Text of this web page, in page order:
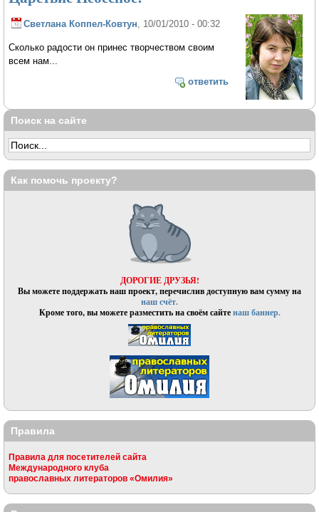
Светлана Коппел-Ковтун, 10/01/2010 - 00:32
Сколько радости он принес творчеством своим
всем нам...
ответить
Поиск на сайте
Как помочь проекту?
ДОРОГИЕ ДРУЗЬЯ!
Вы можете поддержать наш проект, перечислив доступную вам сумму на
наш счёт.
Кроме того, вы можете разместить на своём сайтенаш баннер.
Правила
Правила для посетителей сайта
Международного клуба
православных литераторов «Омилия»